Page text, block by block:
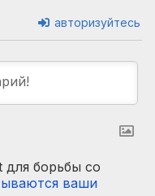
авторизуйтесь
для борьбы со
ваши